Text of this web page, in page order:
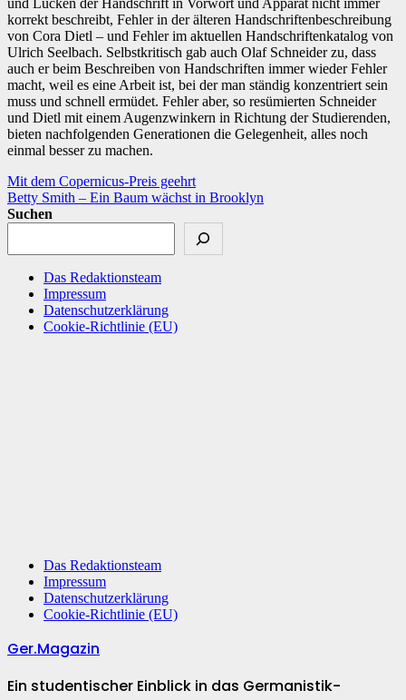
und Lücken der Handschrift in Vorwort und Apparat nicht immer
korrekt beschreibt, Fehler in der älteren Handschriftenbeschreibung
von Cora Dietl – und Fehler im aktuellen Handschriftenkatalog von
Ulrich Seelbach. Selbstkritisch gab auch Olaf Schneider zu, dass
auch er beim Beschreiben von Handschriften immer wieder Fehler
macht, weil es eine Arbeit ist, bei der man ständig konzentriert sein
muss und schnell ermüdet. Fehler aber, so resümierten Schneider
und Dietl mit einem Augenzwinkern in Richtung der Studierenden,
bieten nachfolgenden Generationen die Gelegenheit, alles noch
einmal besser zu machen.
Beitragsnavigation
Mit dem Copernicus-Preis geehrt
Betty Smith – Ein Baum wächst in Brooklyn
Suchen
Das Redaktionsteam
Impressum
Datenschutzerklärung
Cookie-Richtlinie (EU)
Das Redaktionsteam
Impressum
Datenschutzerklärung
Cookie-Richtlinie (EU)
Ger.Magazin
Ein studentischer Einblick in das Germanistik-